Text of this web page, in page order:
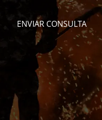
ENVIAR CONSULTA